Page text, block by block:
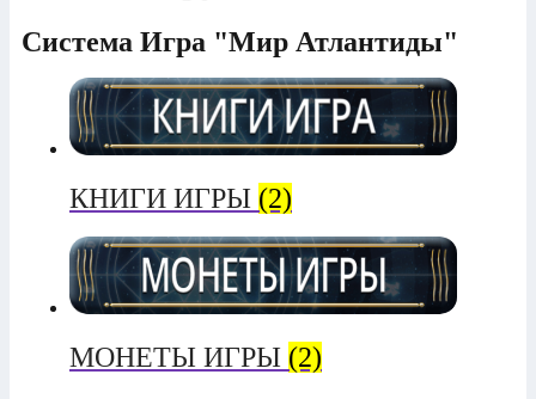
Система Игра "Мир Атлантиды"
КНИГИ ИГРЫ (2)
МОНЕТЫ ИГРЫ (2)